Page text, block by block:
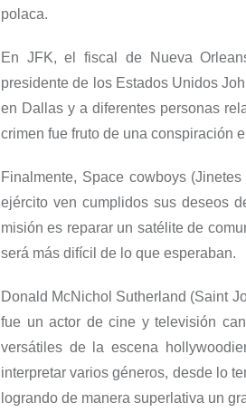
polaca.
En JFK, e l fiscal de Nueva
presidente de los Estados Unidos
en Dallas y a diferentes personas
crimen fue fruto de una conspiración
Finalmente, Spacecowboys(
ejército ven cumplidos sus deseos
misión es reparar un satélite de
será más difícil de lo que esperaban.
Donald McNichol Sutherland (Saint
fue un actor de cine y televisión
versátiles de la escena
interpretar varios géneros, desde lo
logrando de manera superlativa un